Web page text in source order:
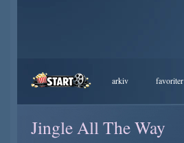
arkiv favoriter
Jingle All The Way